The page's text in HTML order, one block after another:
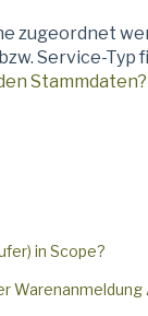
zugeordnet
Service-Typ
Stammdaten?
in Scope?